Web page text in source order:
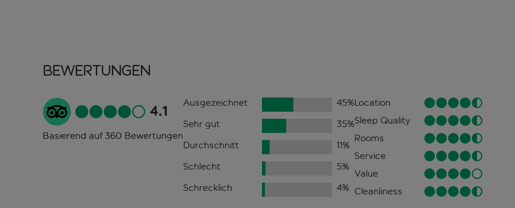
Bewertungen
4.1
Basierend auf 360 Bewertungen
Ausgezeichnet 45%
Sehr gut
35%
Durchschnitt
11%
Schlecht
5%
Schrecklich
4%
Location
Sleep Quality
Rooms
Service
Value
Cleanliness